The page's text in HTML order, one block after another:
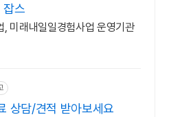
잡스
미래내일일경험사업 운영기관
상담/견적 받아보세요